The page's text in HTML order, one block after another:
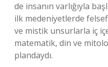
de insanın varlığıyla
ilk medeniyetlerde
ve mistik unsurlarla iç
matematik, din ve
plandaydı.